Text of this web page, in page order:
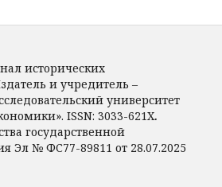
исторических
и учредитель –
университет
ISSN: 3033-621X.
государственной
Эл № ФС77-89811 от 28.07.2025